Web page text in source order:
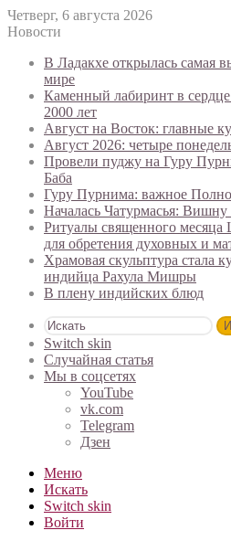
Четверг, 6 августа 2026
Новости
В Ладакхе открылась самая
мире
Каменный лабиринт в
2000 лет
Август на Восток: главные
Август 2026: четыре
Провели пуджу на Гуру
Баба
Гуру Пурнима: важное
Началась Чатурмасья:
Ритуалы священного
для обретения духовных и
Храмовая скульптура стала
индийца Рахула Мишры
В плену индийских блюд
Switch skin
Случайная статья
Мы в соцсетях
YouTube
vk.com
Telegram
Дзен
Меню
Искать
Switch skin
Войти